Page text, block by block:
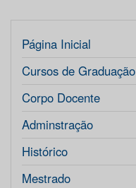
Página Inicial
Cursos de Graduação
Corpo Docente
Adminstração
Histórico
Mestrado